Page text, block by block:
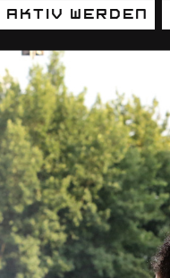
Aktiv werden